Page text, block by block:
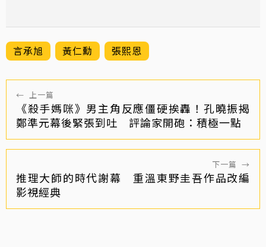
言承旭 黃仁勳 張熙恩
← 上一篇
《殺手媽咪》男主角反應僵硬挨轟！孔曉振揭
鄭準元幕後緊張到吐 評論家開砲：積極一點
下一篇 →
推理大師的時代謝幕 重溫東野圭吾作品改編
影視經典